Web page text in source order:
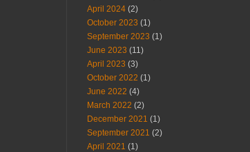
April 2024 (2)
October 2023 (1)
September 2023 (1)
June 2023 (11)
April 2023 (3)
October 2022 (1)
June 2022 (4)
March 2022 (2)
December 2021 (1)
September 2021 (2)
April 2021 (1)